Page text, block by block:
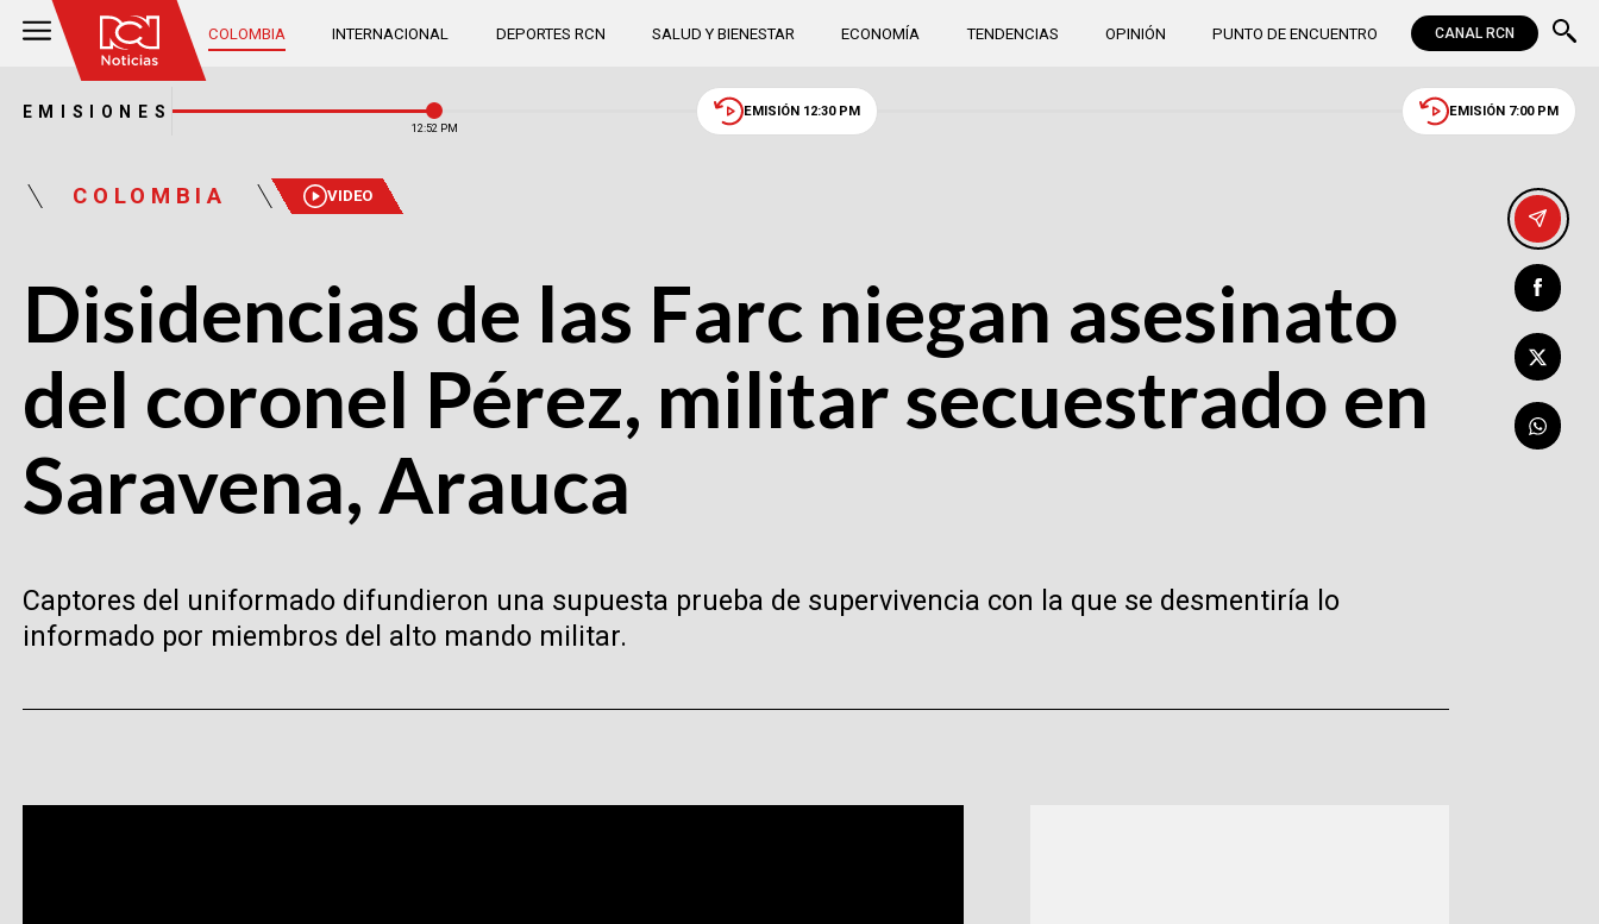
COLOMBIA INTERNACIONAL DEPORTES RCN SALUD Y BIENESTAR ECONOMÍA TENDENCIAS OPINIÓN PUNTO DE ENCUENTRO CANAL RCN
EMISIONES
12:52 PM
EMISIÓN 12:30 PM EMISIÓN 7:00 PM
COLOMBIA VIDEO
Disidencias de las Farc niegan asesinato
del coronel Pérez, militar secuestrado en
Saravena, Arauca
Captores del uniformado difundieron una supuesta prueba de supervivencia con la que se desmentiría lo
informado por miembros del alto mando militar.